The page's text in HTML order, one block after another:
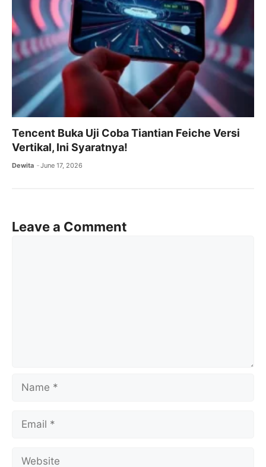
Tencent Buka Uji Coba Tiantian Feiche Versi
Vertikal, Ini Syaratnya!
Dewita June 17, 2026
Leave a Comment
Name
Email
Website